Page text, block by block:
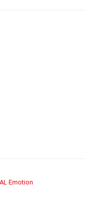
›Emotion